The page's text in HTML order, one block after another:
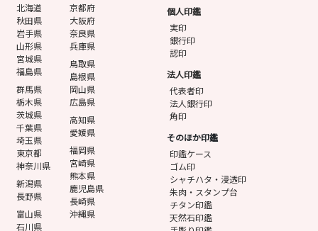
北海道
秋田県
岩手県
山形県
宮城県
福島県
群馬県
栃木県
茨城県
千葉県
埼玉県
東京都
神奈川県
新潟県
長野県
富山県
石川県
京都府
大阪府
奈良県
兵庫県
鳥取県
島根県
岡山県
広島県
高知県
愛媛県
福岡県
宮崎県
熊本県
鹿児島県
長崎県
沖縄県
個人印鑑
実印
銀行印
認印
法人印鑑
代表者印
法人銀行印
角印
そのほか印鑑
印鑑ケース
ゴム印
シャチハタ・浸透印
朱肉・スタンプ台
チタン印鑑
天然石印鑑